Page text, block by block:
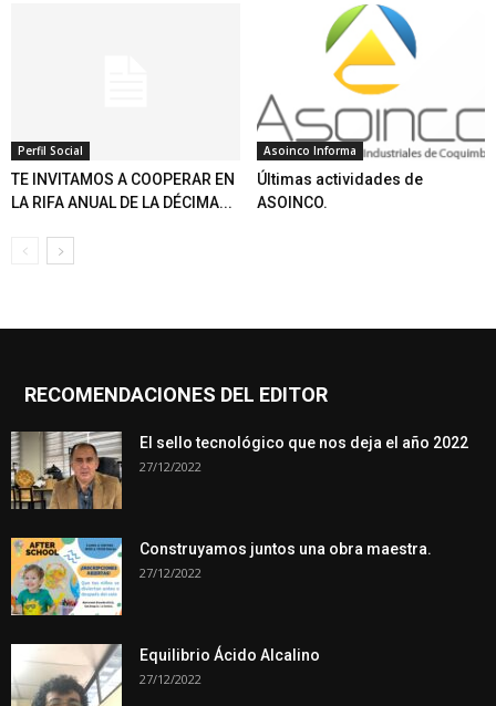
Perfil Social
TE INVITAMOS A COOPERAR EN
LA RIFA ANUAL DE LA DÉCIMA...
Asoinco Informa
Últimas actividades de
ASOINCO.
RECOMENDACIONES DEL EDITOR
El sello tecnológico que nos deja el año 2022
27/12/2022
Construyamos juntos una obra maestra.
27/12/2022
Equilibrio Ácido Alcalino
27/12/2022